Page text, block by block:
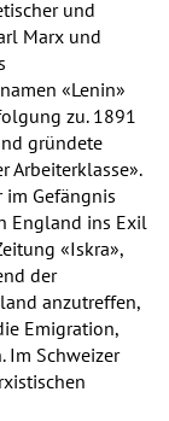
und
Marx und
«Lenin»
zu. 1891
gründete
Arbeiterklasse».
im Gefängnis
England ins Exil
«Iskra»,
der
anzutreffen,
Emigration,
Im Schweizer